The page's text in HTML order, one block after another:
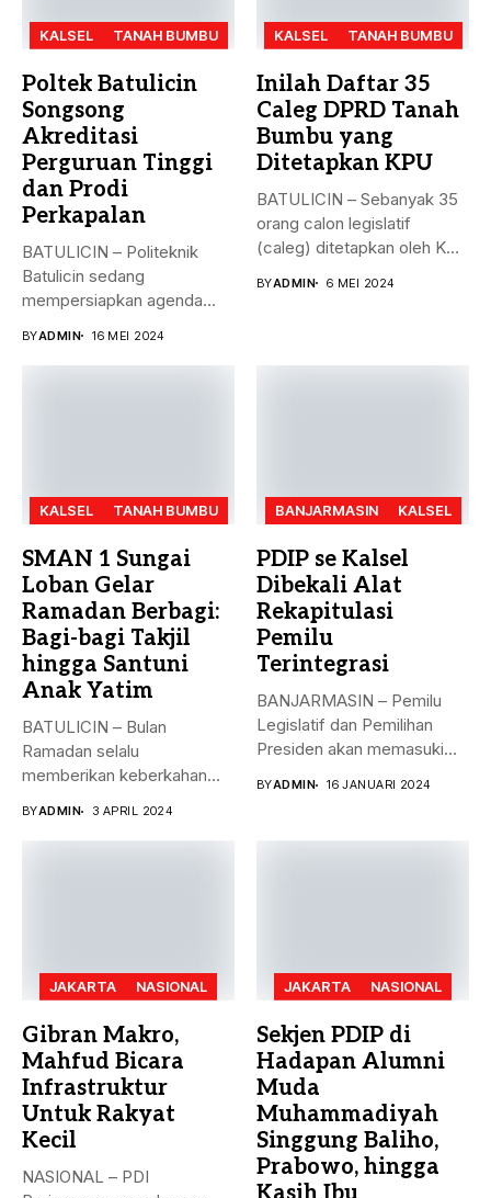
KALSEL TANAH BUMBU
Poltek Batulicin
Songsong
Akreditasi
Perguruan Tinggi
dan Prodi
Perkapalan
BATULICIN – Politeknik
Batulicin sedang
mempersiapkan agenda
BYADMIN 16 MEI 2024
KALSEL TANAH BUMBU
Inilah Daftar 35
Caleg DPRD Tanah
Bumbu yang
Ditetapkan KPU
BATULICIN – Sebanyak 35
orang calon legislatif
(caleg) ditetapkan oleh KPU
BYADMIN 6 MEI 2024
KALSEL TANAH BUMBU
SMAN 1 Sungai
Loban Gelar
Ramadan Berbagi:
Bagi-bagi Takjil
hingga Santuni
Anak Yatim
BATULICIN – Bulan
Ramadan selalu
memberikan keberkahan
BYADMIN 3 APRIL 2024
BANJARMASIN KALSEL
PDIP se Kalsel
Dibekali Alat
Rekapitulasi
Pemilu
Terintegrasi
BANJARMASIN – Pemilu
Legislatif dan Pemilihan
Presiden akan memasuki
BYADMIN 16 JANUARI 2024
JAKARTA NASIONAL
Gibran Makro,
Mahfud Bicara
Infrastruktur
Untuk Rakyat
Kecil
NASIONAL – PDI
JAKARTA NASIONAL
Sekjen PDIP di
Hadapan Alumni
Muda
Muhammadiyah
Singgung Baliho,
Prabowo, hingga